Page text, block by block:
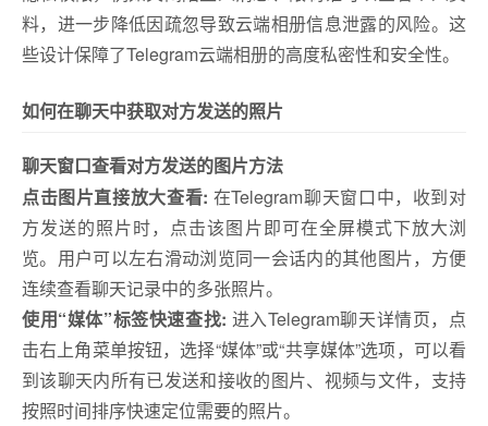
料，进一步降低因疏忽导致云端相册信息泄露的风险。这
些设计保障了Telegram云端相册的高度私密性和安全性。
如何在聊天中获取对方发送的照片
聊天窗口查看对方发送的图片方法
点击图片直接放大查看: 在Telegram聊天窗口中，收到对
方发送的照片时，点击该图片即可在全屏模式下放大浏
览。用户可以左右滑动浏览同一会话内的其他图片，方便
连续查看聊天记录中的多张照片。
使用“媒体”标签快速查找: 进入Telegram聊天详情页，点
击右上角菜单按钮，选择“媒体”或“共享媒体”选项，可以看
到该聊天内所有已发送和接收的图片、视频与文件，支持
按照时间排序快速定位需要的照片。